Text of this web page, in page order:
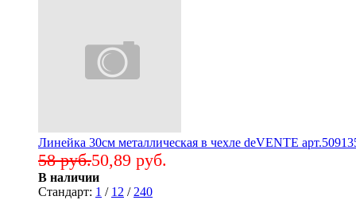
Линейка 30см металлическая в чехле deVENTE
50,89 руб.
58 руб.
В наличии
Стандарт: 1 / 12 / 240